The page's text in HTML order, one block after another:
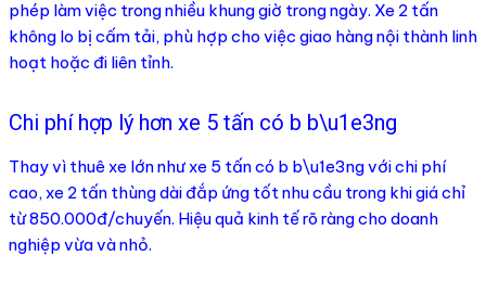
phép làm việc trong nhiều khung giờ trong ngày. Xe 2 tấn
không lo bị cấm tải, phù hợp cho việc giao hàng nội thành linh
hoạt hoặc đi liên tỉnh.
Chi phí hợp lý hơn xe 5 tấn có b b\u1e3ng
Thay vì thuê xe lớn như xe 5 tấn có b b\u1e3ng với chi phí
cao, xe 2 tấn thùng dài đắp ứng tốt nhu cầu trong khi giá chỉ
từ 850.000đ/chuyến. Hiệu quả kinh tế rõ ràng cho doanh
nghiệp vừa và nhỏ.